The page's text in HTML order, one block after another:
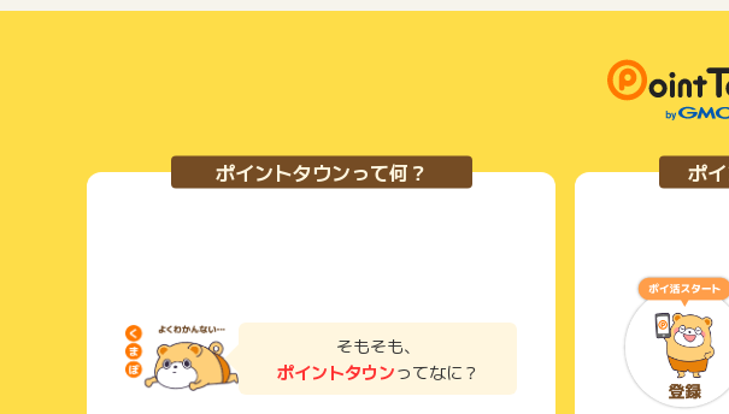
ポイントタウンって何？
そもそも、
ポイントタウンってなに？
ポ